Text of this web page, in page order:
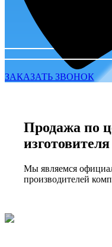
ЗАКАЗАТЬ ЗВОНОК
Продажа по
изготовителя
Мы являемся
производителей